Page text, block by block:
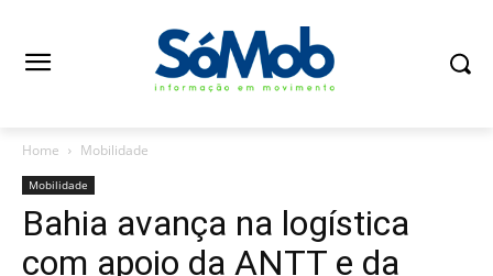
Home Mobilidade
Mobilidade
Bahia avança na logística
com apoio da ANTT e da